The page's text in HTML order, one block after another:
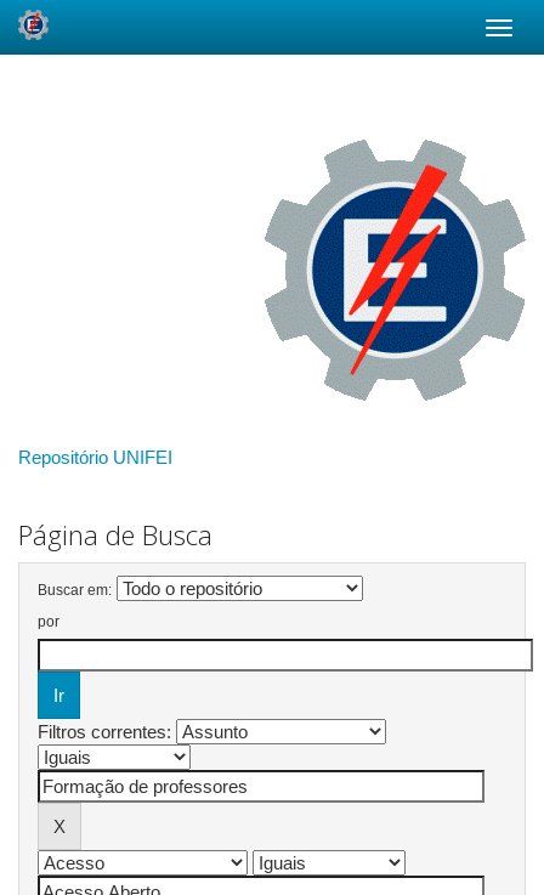
Repositório UNIFEI
Página de Busca
Buscar em:
por
Filtros correntes: